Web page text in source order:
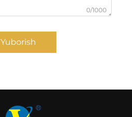
0/1000
Yuborish